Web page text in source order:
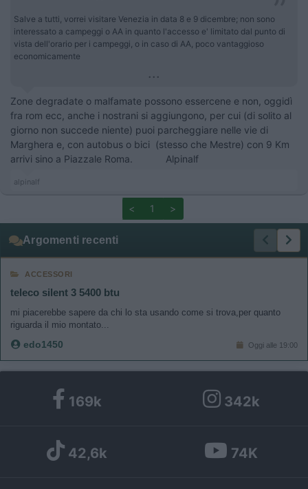
Salve a tutti, vorrei visitare Venezia in data 8 e 9 dicembre; non sono
interessato a campeggi o AA in quanto l'accesso e' limitato dal punto di
vista dell'orario per i campeggi, o in caso di AA, poco vantaggioso
economicamente
...
Zone degradate o malfamate possono essercene e non, oggidì
fra rom ecc, anche i nostrani si aggiungono, per cui (di solito al
giorno non succede niente) puoi parcheggiare nelle vie di
Marghera e, con autobus o bici (stesso che Mestre) con 9 Km
arrivi sino a Piazzale Roma. Alpinalf
alpinalf
< 1 >
Argomenti recenti
ACCESSORI
teleco silent 3 5400 btu
mi piacerebbe sapere da chi lo sta usando come si trova,per quanto
riguarda il mio montato...
edo1450 Oggi alle 19:00
169k 342k
42,6k 74K